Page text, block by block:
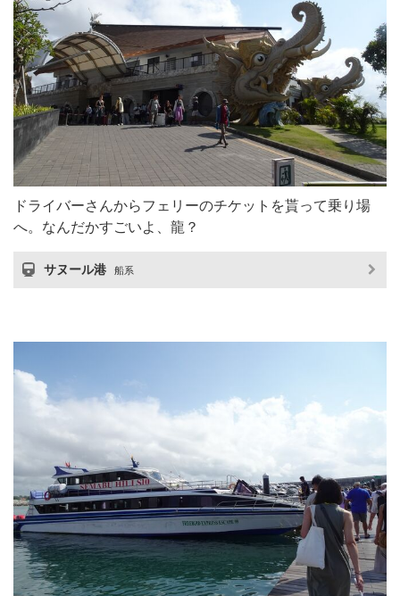
ドライバーさんからフェリーのチケットを貰って乗り場
へ。なんだかすごいよ、龍？
サヌール港 船系